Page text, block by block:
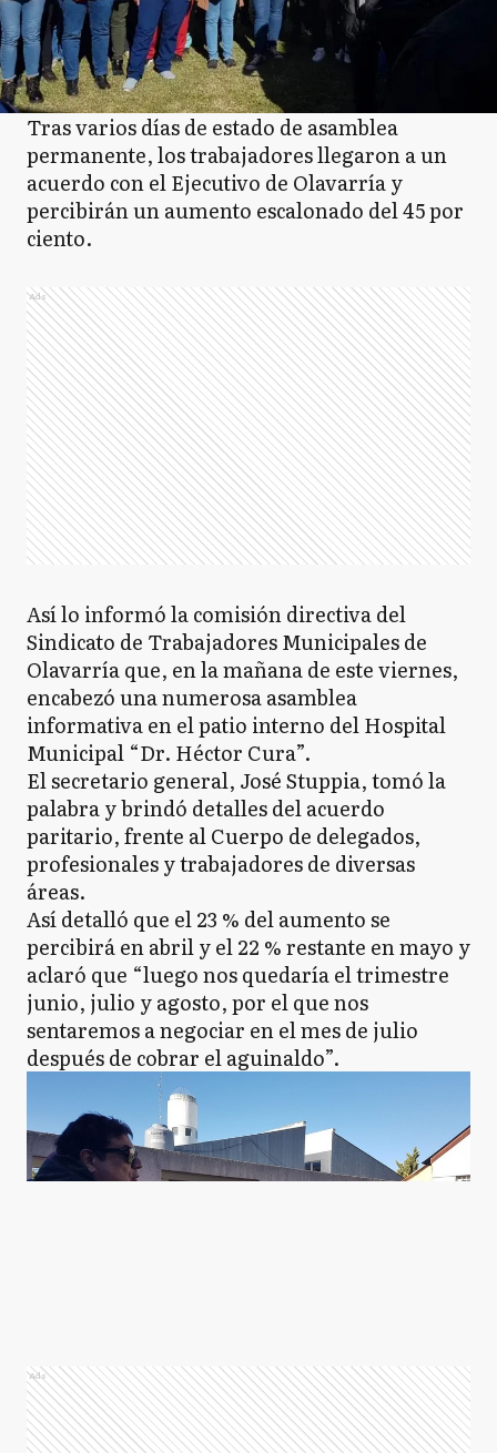
Tras varios días de estado de asamblea
permanente, los trabajadores llegaron a un
acuerdo con el Ejecutivo de Olavarría y
percibirán un aumento escalonado del 45 por
ciento.
Ads
Así lo informó la comisión directiva del
Sindicato de Trabajadores Municipales de
Olavarría que, en la mañana de este viernes,
encabezó una numerosa asamblea
informativa en el patio interno del Hospital
Municipal “Dr. Héctor Cura”.
El secretario general, José Stuppia, tomó la
palabra y brindó detalles del acuerdo
paritario, frente al Cuerpo de delegados,
profesionales y trabajadores de diversas
áreas.
Así detalló que el 23 % del aumento se
percibirá en abril y el 22 % restante en mayo y
aclaró que “luego nos quedaría el trimestre
junio, julio y agosto, por el que nos
sentaremos a negociar en el mes de julio
después de cobrar el aguinaldo”.
Ads